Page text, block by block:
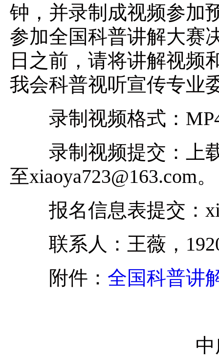
钟，并录制成视频参加
参加全国科普讲解大赛
日之前，请将讲解视频
我会科普视听宣传专业
录制视频格式：MP4
录制视频提交：上载
至xiaoya723@163.com。
报名信息表提交：
联系人：王薇，
附件： 全国科普讲
中